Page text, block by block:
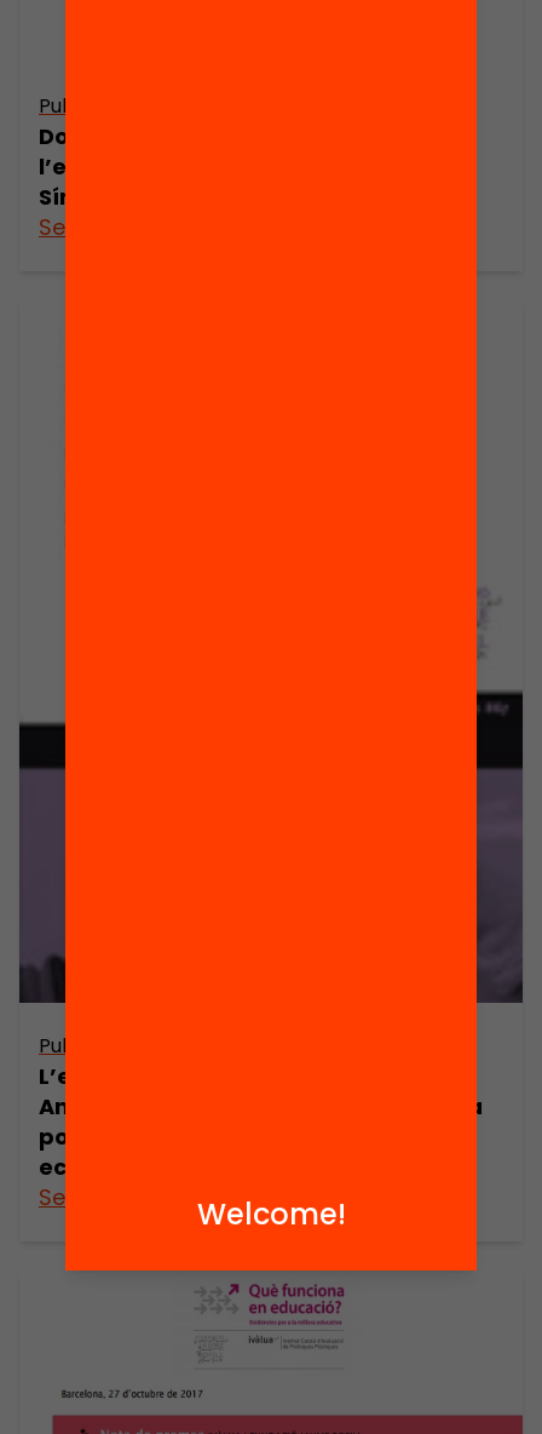
Publicació
Dossier de premsa. L’estat de
l’educació a Catalunya. Anuari 2016.
Síntesi dels resultats principals
See more
Publicació
L’estat de l’educació a Catalunya.
Anuari 2016. Balanç de la crisi i agenda
política per a un cicle de recuperació
econòmica (informe breu)
See more
Welcome!